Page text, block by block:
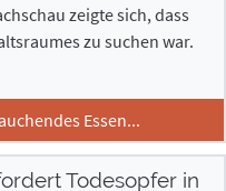
zeigte sich, dass
zu suchen war.
Essen...
Todesopfer in